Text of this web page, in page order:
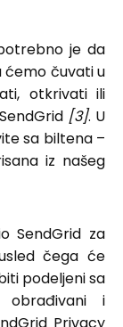
je da
ćemo čuvati u
otkrivati ili
[3]. U
sa biltena –
iz našeg
SendGrid za
čega će
podeljeni sa
obrađivani i
Privacy